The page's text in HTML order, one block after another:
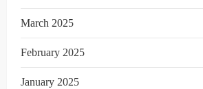
March 2025
February 2025
January 2025